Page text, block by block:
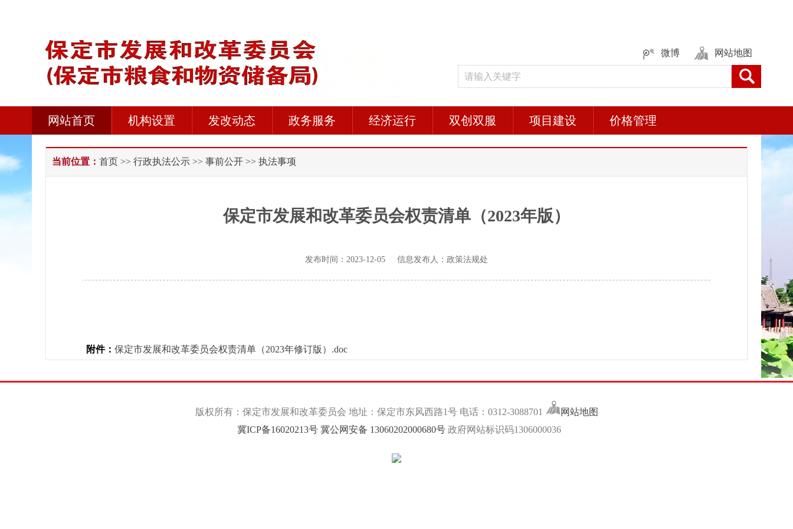
微博 网站地图
网站首页 机构设置 发改动态 政务服务 经济运行 双创双服 项目建设 价格管理
当前位置： 首页 >> 行政执法公示 >> 事前公开 >> 执法事项
保定市发展和改革委员会权责清单（2023年版）
发布时间：2023-12-05 信息发布人：政策法规处
附件： 保定市发展和改革委员会权责清单（2023年修订版）.doc
版权所有：保定市发展和改革委员会 地址：保定市东风西路1号 电话：0312-3088701
网站地图
冀ICP备16020213号 冀公网安备 13060202000680号政府网站标识码1306000036